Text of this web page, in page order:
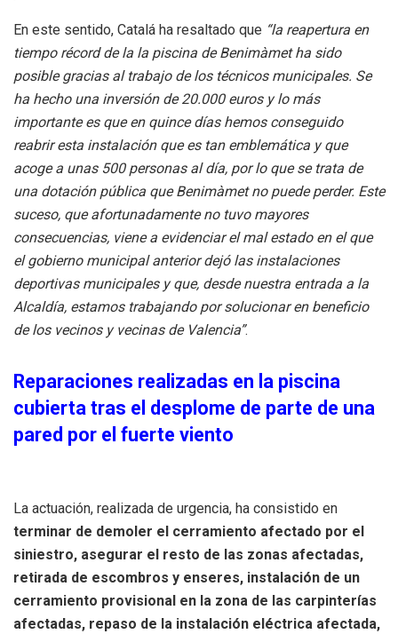
En este sentido, Catalá ha resaltado que “la reapertura en
tiempo récord de la la piscina de Benimàmet ha sido
posible gracias al trabajo de los técnicos municipales. Se
ha hecho una inversión de 20.000 euros y lo más
importante es que en quince días hemos conseguido
reabrir esta instalación que es tan emblemática y que
acoge a unas 500 personas al día, por lo que se trata de
una dotación pública que Benimàmet no puede perder. Este
suceso, que afortunadamente no tuvo mayores
consecuencias, viene a evidenciar el mal estado en el que
el gobierno municipal anterior dejó las instalaciones
deportivas municipales y que, desde nuestra entrada a la
Alcaldía, estamos trabajando por solucionar en beneficio
de los vecinos y vecinas de Valencia”.
Reparaciones realizadas en la piscina
cubierta tras el desplome de parte de una
pared por el fuerte viento
La actuación, realizada de urgencia, ha consistido en
terminar de demoler el cerramiento afectado por el
siniestro, asegurar el resto de las zonas afectadas,
retirada de escombros y enseres, instalación de un
cerramiento provisional en la zona de las carpinterías
afectadas, repaso de la instalación eléctrica afectada,